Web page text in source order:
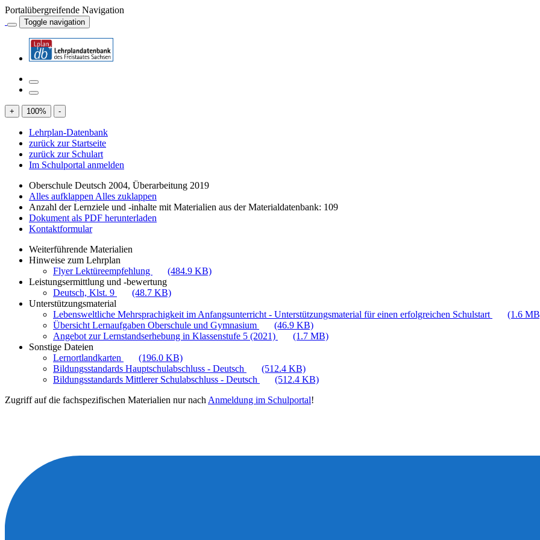
Portalübergreifende Navigation
Toggle navigation
+ 100% -
Lehrplan-Datenbank
zurück zur Startseite
zurück zur Schulart
Im Schulportal anmelden
Oberschule Deutsch 2004, Überarbeitung 2019
Alles aufklappen Alles zuklappen
Anzahl der Lernziele und -inhalte mit Materialien aus der Materialdatenbank: 109
Dokument als PDF herunterladen
Kontaktformular
Weiterführende Materialien
Hinweise zum Lehrplan
Flyer Lektüreempfehlung
(484.9 KB)
Leistungsermittlung und -bewertung
Deutsch, Klst. 9
(48.7 KB)
Unterstützungsmaterial
Lebensweltliche Mehrsprachigkeit im Anfangsunterricht - Unterstützungsmaterial für einen erfolgreichen Schulstart
(1.6
Übersicht Lernaufgaben Oberschule und Gymnasium
(46.9 KB)
Angebot zur Lernstandserhebung in Klassenstufe 5 (2021)
(1.7 MB)
Sonstige Dateien
Lernortlandkarten
(196.0 KB)
Bildungsstandards Hauptschulabschluss - Deutsch
(512.4 KB)
Bildungsstandards Mittlerer Schulabschluss - Deutsch
(512.4 KB)
Zugriff auf die fachspezifischen Materialien nur nach Anmeldung im Schulportal!